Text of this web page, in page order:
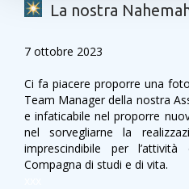
La nostra
7 ottobre 2023
Ci fa piacere proporre una
Team Manager della nostra
e infaticabile nel proporre
nel sorvegliarne la
imprescindibile per
Compagna di studi e di vita.